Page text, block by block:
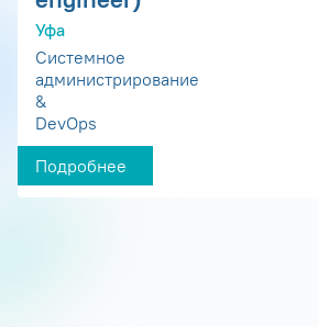
Уфа
Системное
администрирование
&
DevOps
Подробнее